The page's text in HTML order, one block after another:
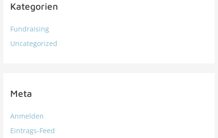
Kategorien
Fundraising
Uncategorized
Meta
Anmelden
Eintrags-Feed